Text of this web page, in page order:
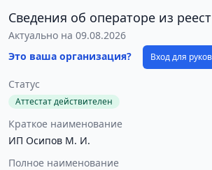
Сведения об операторе из
Актуально на 09.08.2026
Это ваша организация?
Вход для
Статус
Аттестат действителен
Краткое наименование
ИП Осипов М. И.
Полное наименование